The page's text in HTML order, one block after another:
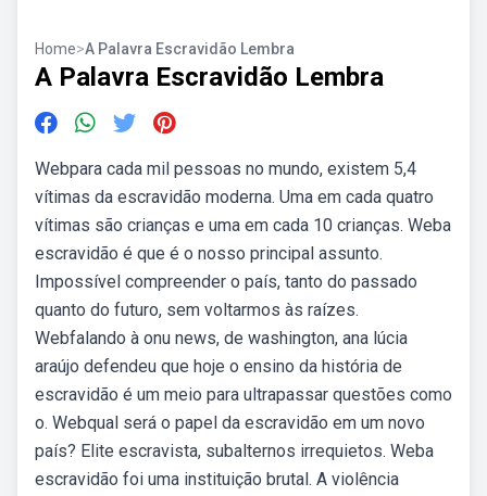
Home>A Palavra Escravidão Lembra
A Palavra Escravidão Lembra
Webpara cada mil pessoas no mundo, existem 5,4
vítimas da escravidão moderna. Uma em cada quatro
vítimas são crianças e uma em cada 10 crianças. Weba
escravidão é que é o nosso principal assunto.
Impossível compreender o país, tanto do passado
quanto do futuro, sem voltarmos às raízes.
Webfalando à onu news, de washington, ana lúcia
araújo defendeu que hoje o ensino da história de
escravidão é um meio para ultrapassar questões como
o. Webqual será o papel da escravidão em um novo
país? Elite escravista, subalternos irrequietos. Weba
escravidão foi uma instituição brutal. A violência